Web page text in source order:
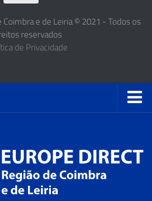
e de Leiria © 2021 - Todos os
reservados
de Privacidade